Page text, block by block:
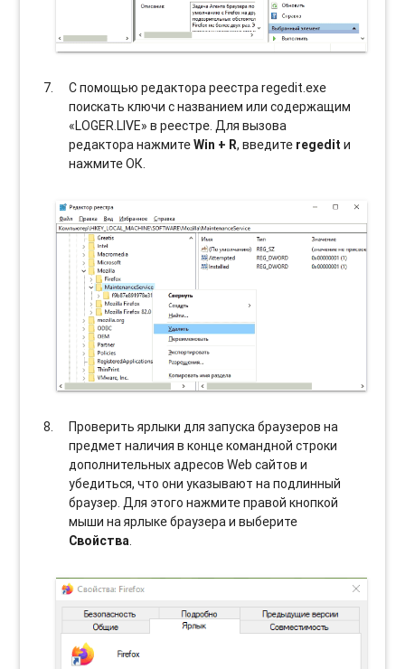
С помощью редактора реестра regedit.exe
поискать ключи с названием или содержащим
«LOGER.LIVE» в реестре. Для вызова
редактора нажмитеWin + R, введите regedit и
нажмите ОК.
Проверить ярлыки для запуска браузеров на
предмет наличия в конце командной строки
дополнительных адресов Web сайтов и
убедиться, что они указывают на подлинный
браузер. Для этого нажмите правой кнопкой
мыши на ярлыке браузера и выберите
Свойства.